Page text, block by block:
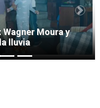
Wagner Moura y
lluvia
Next